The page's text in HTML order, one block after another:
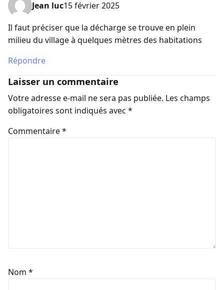
Jean luc15 février 2025
Il faut préciser que la décharge se trouve en plein
milieu du village à quelques mètres des habitations
Répondre
Laisser un commentaire
Votre adresse e-mail ne sera pas publiée. Les champs
obligatoires sont indiqués avec *
Commentaire*
Nom *